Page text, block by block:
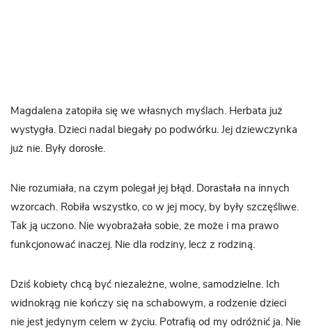
Magdalena zatopiła się we własnych myślach. Herbata już
wystygła. Dzieci nadal biegały po podwórku. Jej dziewczynka
już nie. Były dorosłe.
Nie rozumiała, na czym polegał jej błąd. Dorastała na innych
wzorcach. Robiła wszystko, co w jej mocy, by były szczęśliwe.
Tak ją uczono. Nie wyobrażała sobie, że może i ma prawo
funkcjonować inaczej. Nie dla rodziny, lecz z rodziną.
Dziś kobiety chcą być niezależne, wolne, samodzielne. Ich
widnokrąg nie kończy się na schabowym, a rodzenie dzieci
nie jest jedynym celem w życiu. Potrafią od my odróżnić ja. Nie